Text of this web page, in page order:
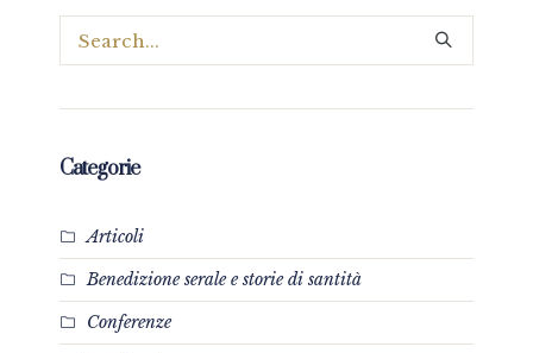
Categorie
Articoli
Benedizione serale e storie di santità
Conferenze